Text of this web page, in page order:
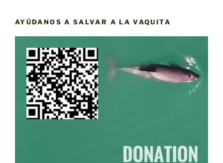
YAQU
PACHA
AYÚDANOS A SALVAR A LA VAQUITA